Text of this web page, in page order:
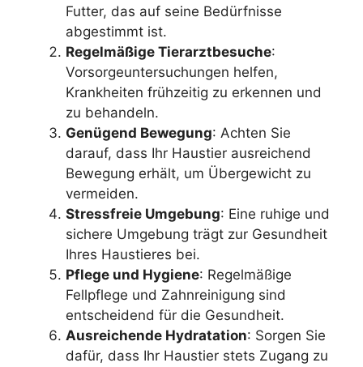
Futter, das auf seine Bedürfnisse
abgestimmt ist.
Regelmäßige Tierarztbesuche:
Vorsorgeuntersuchungen helfen,
Krankheiten frühzeitig zu erkennen und
zu behandeln.
Genügend Bewegung: Achten Sie
darauf, dass Ihr Haustier ausreichend
Bewegung erhält, um Übergewicht zu
vermeiden.
Stressfreie Umgebung: Eine ruhige und
sichere Umgebung trägt zur Gesundheit
Ihres Haustieres bei.
Pflege und Hygiene: Regelmäßige
Fellpflege und Zahnreinigung sind
entscheidend für die Gesundheit.
Ausreichende Hydratation: Sorgen Sie
dafür, dass Ihr Haustier stets Zugang zu